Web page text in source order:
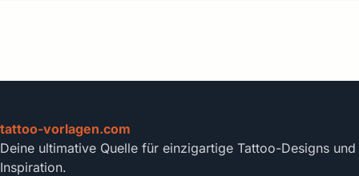
tattoo-vorlagen.com
Deine ultimative Quelle für einzigartige Tattoo-Designs und
Inspiration.